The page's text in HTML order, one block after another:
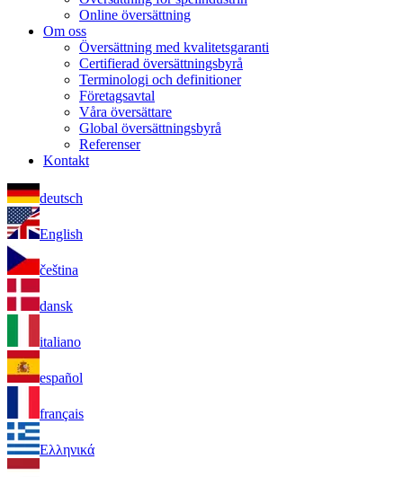
Online översättning
Om oss
Översättning med kvalitetsgaranti
Certifierad översättningsbyrå
Terminologi och definitioner
Företagsavtal
Våra översättare
Global översättningsbyrå
Referenser
Kontakt
deutsch
English
čeština
dansk
italiano
español
français
Ελληνικά